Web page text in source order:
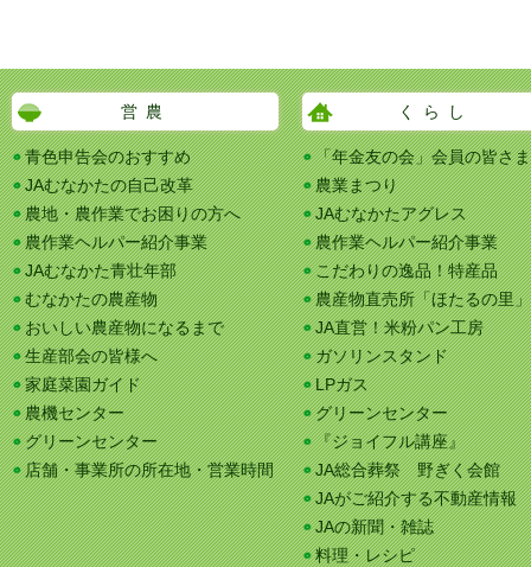
営農
青色申告会のおすすめ
JAむなかたの自己改革
農地・農作業でお困りの方へ
農作業ヘルパー紹介事業
JAむなかた青壮年部
むなかたの農産物
おいしい農産物になるまで
生産部会の皆様へ
家庭菜園ガイド
農機センター
グリーンセンター
店舗・事業所の所在地・営業時間
くらし
「年金友の会」会員の皆さ
農業まつり
JAむなかたアグレス
農作業ヘルパー紹介事業
こだわりの逸品！特産品
農産物直売所「ほたるの里」
JA直営！米粉パン工房
ガソリンスタンド
LPガス
グリーンセンター
『ジョイフル講座』
JA総合葬祭 野ぎく会館
JAがご紹介する不動産情報
JAの新聞・雑誌
料理・レシピ